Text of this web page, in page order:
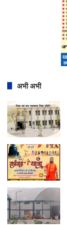
अभी अभी